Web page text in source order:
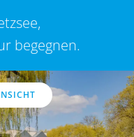
begegnen.